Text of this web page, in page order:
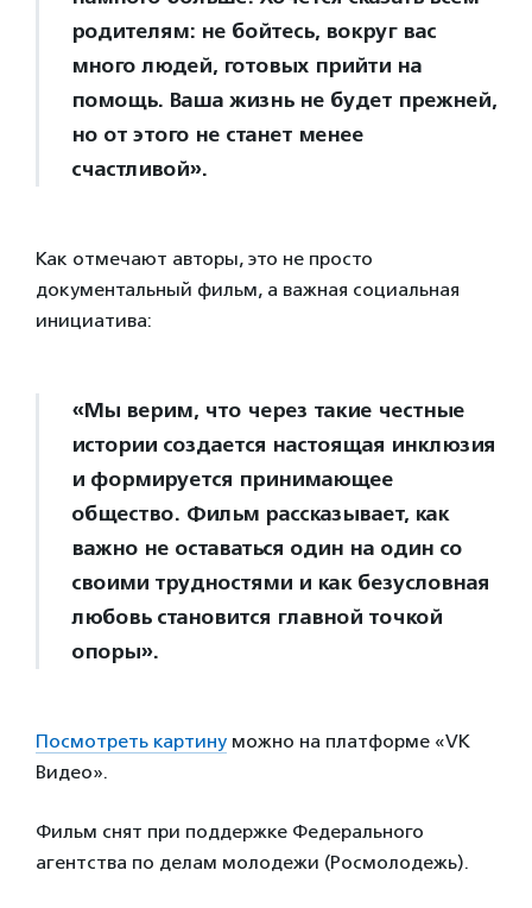
родителям: не бойтесь, вокруг вас
много людей, готовых прийти на
помощь. Ваша жизнь не будет прежней,
но от этого не станет менее
счастливой».
Как отмечают авторы, это не просто
документальный фильм, а важная социальная
инициатива:
«Мы верим, что через такие честные
истории создается настоящая инклюзия
и формируется принимающее
общество. Фильм рассказывает, как
важно не оставаться один на один со
своими трудностями и как безусловная
любовь становится главной точкой
опоры».
Посмотреть картину можно на платформе «VK
Видео».
Фильм снят при поддержке Федерального
агентства по делам молодежи (Росмолодежь).